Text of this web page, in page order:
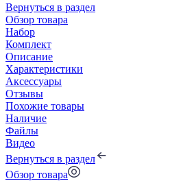
Вернуться в раздел
Обзор товара
Набор
Комплект
Описание
Характеристики
Аксессуары
Отзывы
Похожие товары
Наличие
Файлы
Видео
Вернуться в раздел
Обзор товара